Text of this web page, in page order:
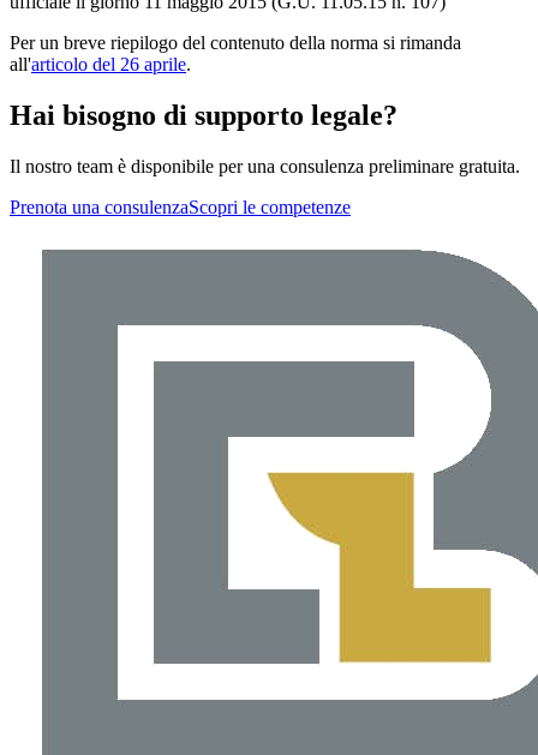
Per un breve riepilogo del contenuto della norma si rimanda
all'articolo del 26 aprile.
Hai bisogno di supporto legale?
Il nostro team è disponibile per una consulenza preliminare gratuita.
Prenota una consulenzaScopri le competenze